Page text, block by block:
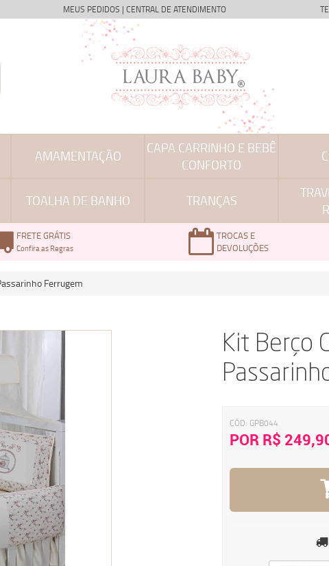
MEUS PEDIDOS | CENTRAL DE ATENDIMENTO
AMAMENTAÇÃO
CAPA CARRINHO E BEBÊ
CONFORTO
TOALHA DE BANHO TRANÇAS
FRETE GRÁTIS
Confira as Regras
TROCAS E
DEVOLUÇÕES
Ferrugem
Kit Berço
CÓD: GPB044
POR R$